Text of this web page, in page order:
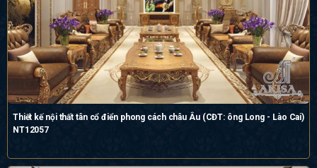
Thiết kế nội thất tân cổ điển phong cách châu Âu (CĐT: ông Long - Lào Cai)
NT12057